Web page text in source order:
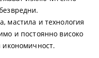
мастила и технология
и постоянно високо
икономичност.